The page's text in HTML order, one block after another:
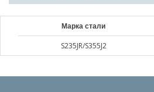
Марка стали
S235JR/S355J2